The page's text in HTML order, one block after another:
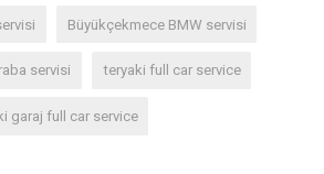
Büyükçekmece BMW servisi
servisi teryaki full car service
garaj full car service